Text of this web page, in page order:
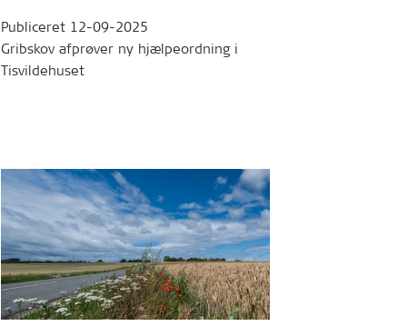
Publiceret 12-09-2025
Gribskov afprøver ny hjælpeordning i
Tisvildehuset